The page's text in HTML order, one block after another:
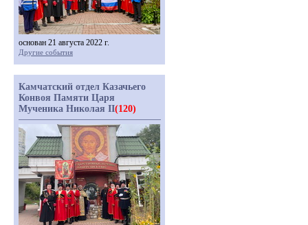
основан 21 августа 2022 г.
Другие события
Камчатский отдел Казачьего
Конвоя Памяти Царя
Мученика Николая II(120)